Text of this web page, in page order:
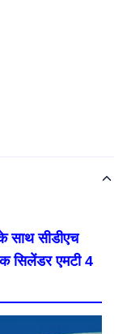
साथ सीडीएच
सिलेंडर एमटी 4